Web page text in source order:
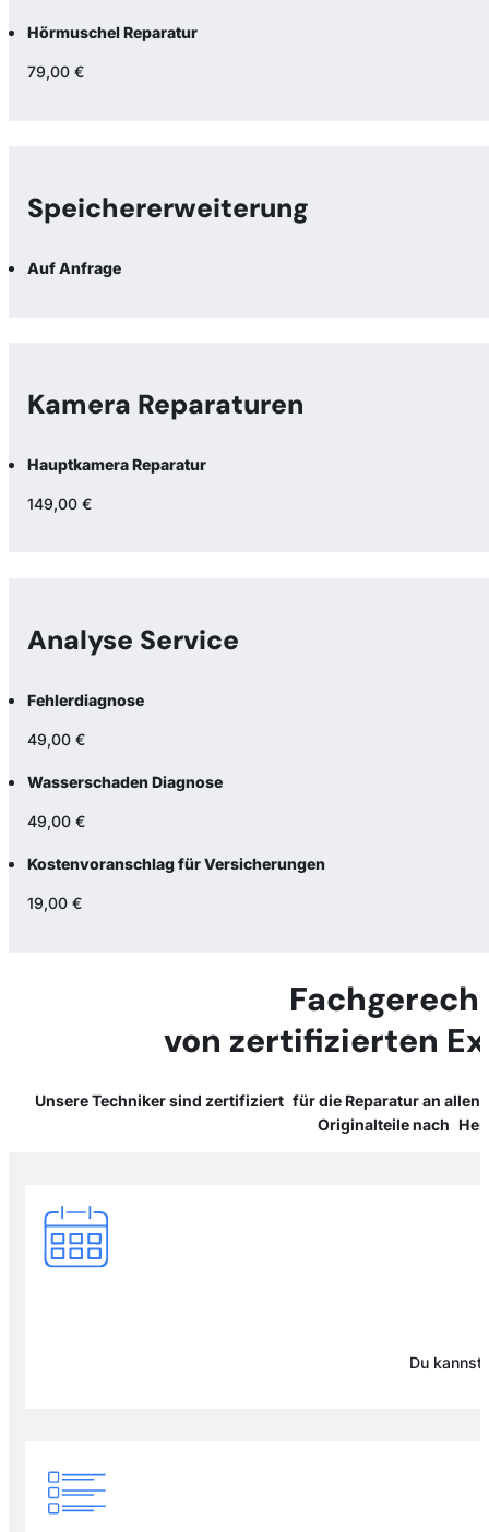
Hörmuschel Reparatur
79,00 €
Speicher­erweiterung
Auf Anfrage
Kamera Reparaturen
Hauptkamera Reparatur
149,00 €
Analyse Service
Fehlerdiagnose
49,00 €
Wasserschaden Diagnose
49,00 €
Kostenvoranschlag für Versicherungen
19,00 €
von zertifizierten
Unsere Techniker sind zertifiziert für die Reparatur an
Originalteile nach
Du kannst